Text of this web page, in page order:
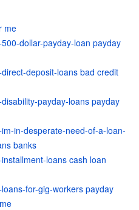
me
dollar-payday-loan payday
deposit-loans bad credit
payday-loans payday
in-desperate-need-of-a-loan-
banks
loans cash loan
for-gig-workers payday